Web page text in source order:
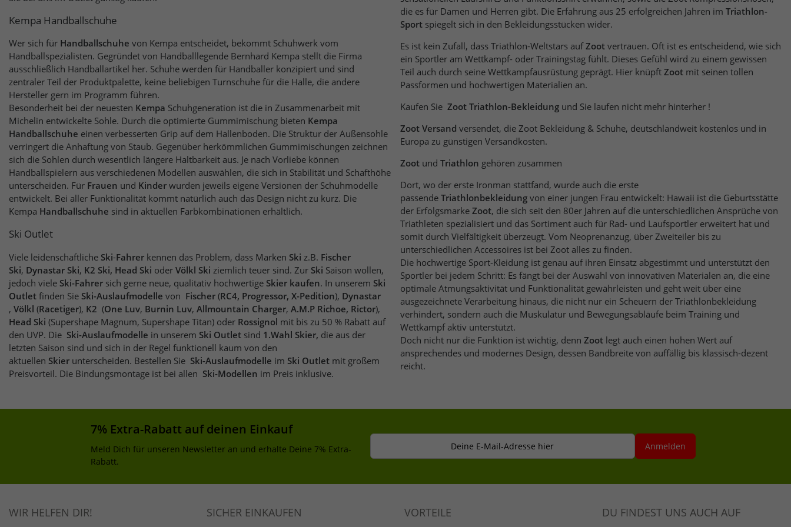
Kempa Handballschuhe
Wer sich für Handballschuhe von Kempa entscheidet, bekommt Schuhwerk vom
Handballspezialisten. Gegründet von Handballlegende Bernhard Kempa stellt die Firma
ausschließlich Handballartikel her. Schuhe werden für Handballer konzipiert und sind
zentraler Teil der Produktpalette, keine beliebigen Turnschuhe für die Halle, die andere
Hersteller gern im Programm führen.
Besonderheit bei der neuesten Kempa Schuhgeneration ist die in Zusammenarbeit mit
Michelin entwickelte Sohle. Durch die optimierte Gummimischung bieten Kempa
Handballschuhe einen verbesserten Grip auf dem Hallenboden. Die Struktur der Außensohle
verringert die Anhaftung von Staub. Gegenüber herkömmlichen Gummimischungen zeichnen
sich die Sohlen durch wesentlich längere Haltbarkeit aus. Je nach Vorliebe können
Handballspielern aus verschiedenen Modellen auswählen, die sich in Stabilität und Schafthöhe
unterscheiden. Für Frauen und Kinder wurden jeweils eigene Versionen der Schuhmodelle
entwickelt. Bei aller Funktionalität kommt natürlich auch das Design nicht zu kurz. Die
Kempa Handballschuhe sind in aktuellen Farbkombinationen erhältlich.
Ski Outlet
Viele leidenschaftliche Ski-Fahrer kennen das Problem, dass Marken Ski z.B. Fischer
Ski, Dynastar Ski, K2 Ski, Head Ski oder Völkl Ski ziemlich teuer sind. Zur Ski Saison wollen,
jedoch viele Ski-Fahrer sich gerne neue, qualitativ hochwertige Skier kaufen . In unserem Ski
Outlet finden Sie Ski-Auslaufmodelle Fischer (RC4, Progressor, X-Pedition), Dynastar
, Völkl (Racetiger), K2 (One Luv, Burnin Luv, Allmountain Charger, A.M.P Richoe, Rictor),
Head Ski (Supershape Magnum, Supershape Titan) oder Rossignol mit bis zu 50 % Rabatt auf
den UVP. Die Ski-Auslaufmodelle in unserem Ski Outlet sind 1.Wahl Skier, die aus der
letzten Saison sind und sich in der Regel funktionell kaum von den
aktuellen Skier unterscheiden. Bestellen Sie Ski-Auslaufmodelle im Ski Outlet mit großem
Preisvorteil. Die Bindungsmontage ist bei allen Ski-Modellen im Preis inklusive.
die es für Damen und Herren gibt. Die Erfahrung aus 25 erfolgreichen Jahren im Triathlon-
Sport
spiegelt sich in den Bekleidungsstücken wider.
Es ist kein Zufall, dass Triathlon-Weltstars aufZootvertrauen. Oft ist es entscheidend, wie sich
ein Sportler am Wettkampf- oder Trainingstag fühlt. Dieses Gefühl wird zu einem gewissen
Teil auch durch seine Wettkampfausrüstung geprägt. Hier knüpft Zootmit seinen tollen
Passformen und hochwertigen Materialien an.
Kaufen Sie Zoot Triathlon-Bekleidungund Sie laufen nicht mehr hinterher !
Zoot Versand versendet, die Zoot Bekleidung & Schuhe, deutschlandweit kostenlos und in
Europa zu günstigen Versandkosten.
Zootund Triathlon gehören zusammen
Dort, wo der erste Ironman stattfand, wurde auch die erste
passende Triathlonbekleidungvon einer jungen Frau entwickelt: Hawaii ist die Geburtsstätte
der Erfolgsmarke Zoot, die sich seit den 80er Jahren auf die unterschiedlichen Ansprüche von
Triathleten spezialisiert und das Sortiment auch für Rad- und Laufsportler erweitert hat und
somit durch Vielfältigkeit überzeugt. Vom Neoprenanzug, über Zweiteiler bis zu
unterschiedlichen Accessoires ist bei Zoot alles zu finden.
Die hochwertige Sport-Kleidung ist genau auf ihren Einsatz abgestimmt und unterstützt den
Sportler bei jedem Schritt: Es fängt bei der Auswahl von innovativen Materialen an, die eine
optimale Atmungsaktivität und Funktionalität gewährleisten und geht weit über eine
ausgezeichnete Verarbeitung hinaus, die nicht nur ein Scheuern der Triathlonbekleidung
verhindert, sondern auch die Muskulatur und Bewegungsabläufe beim Training und
Wettkampf aktiv unterstützt.
Doch nicht nur die Funktion ist wichtig, denn Zootlegt auch einen hohen Wert auf
ansprechendes und modernes Design, dessen Bandbreite von auffällig bis klassisch-dezent
reicht.
7% Extra-Rabatt auf deinen Einkauf
Meld Dich für unseren Newsletter an und erhalte Deine 7% Extra-
Rabatt.
Deine E-Mail-Adresse hier Anmelden
WIR HELFEN DIR! SICHER EINKAUFEN VORTEILE DU FINDEST UNS AUCH AUF